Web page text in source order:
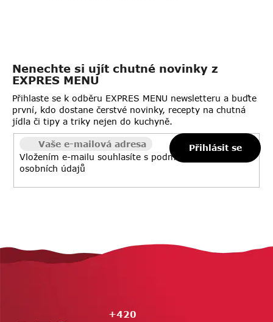
Nenechte si ujít chutné novinky z
EXPRES MENU
Přihlaste se k odběru EXPRES MENU newsletteru a buďte
první, kdo dostane čerstvé novinky, recepty na chutná
jídla či tipy a triky nejen do kuchyně.
Vložením e-mailu souhlasíte s podmínkami ochrany
osobních údajů
Přihlásit se
Z
á
+420